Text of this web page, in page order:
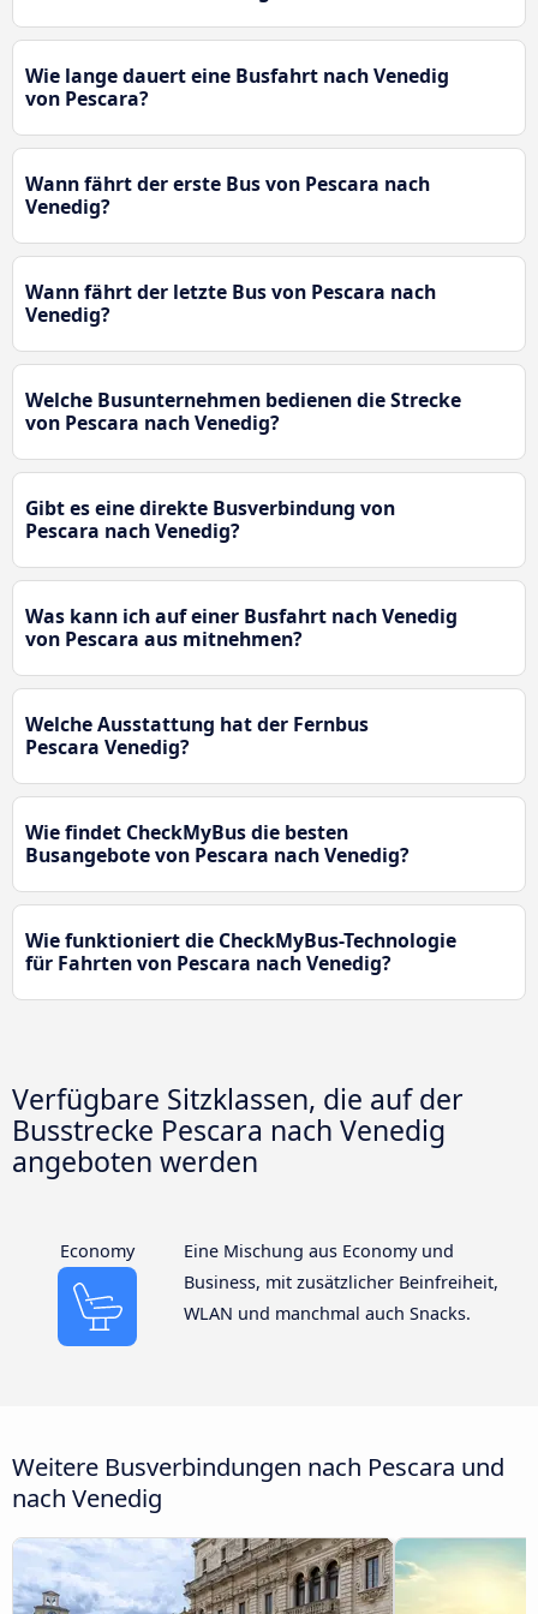
Wie lange dauert eine Busfahrt nach Venedig
von Pescara?
Wann fährt der erste Bus von Pescara nach
Venedig?
Wann fährt der letzte Bus von Pescara nach
Venedig?
Welche Busunternehmen bedienen die Strecke
von Pescara nach Venedig?
Gibt es eine direkte Busverbindung von
Pescara nach Venedig?
Was kann ich auf einer Busfahrt nach Venedig
von Pescara aus mitnehmen?
Welche Ausstattung hat der Fernbus
Pescara Venedig?
Wie findet CheckMyBus die besten
Busangebote von Pescara nach Venedig?
Wie funktioniert die CheckMyBus-Technologie
für Fahrten von Pescara nach Venedig?
Verfügbare Sitzklassen, die auf der
Busstrecke Pescara nach Venedig
angeboten werden
Economy
Eine Mischung aus Economy und
Business, mit zusätzlicher Beinfreiheit,
WLAN und manchmal auch Snacks.
Weitere Busverbindungen nach Pescara und
nach Venedig